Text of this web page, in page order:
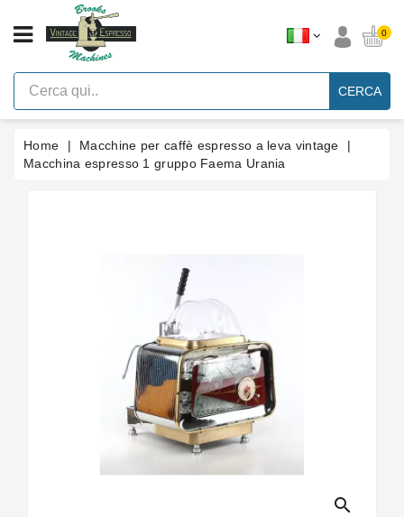
CATEGORIA
Macchine
Per
Caffè
Espresso
Leva
Vintage
0
CERCA
Home
Macchine per caffè espresso a leva vintage
Macchina espresso 1 gruppo Faema Urania
search